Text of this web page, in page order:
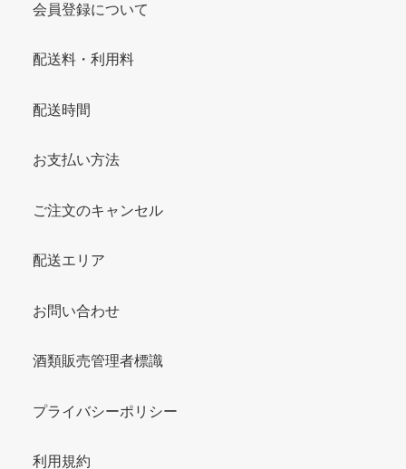
会員登録について
配送料・利用料
配送時間
お支払い方法
ご注文のキャンセル
配送エリア
お問い合わせ
酒類販売管理者標識
プライバシーポリシー
利用規約